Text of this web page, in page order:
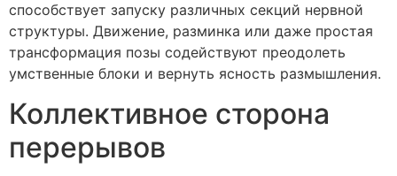
способствует запуску различных секций нервной
структуры. Движение, разминка или даже простая
трансформация позы содействуют преодолеть
умственные блоки и вернуть ясность размышления.
Коллективное сторона
перерывов